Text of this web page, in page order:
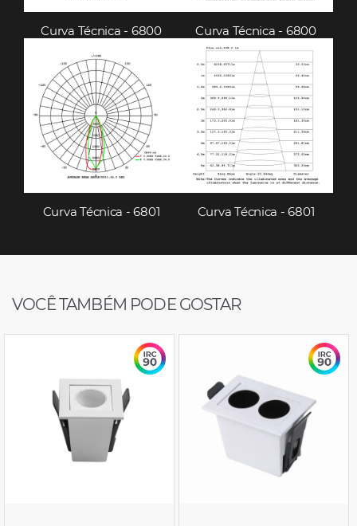
Curva Técnica - 6800 Curva Técnica - 6800
Curva Técnica - 6801 Curva Técnica - 6801
VOCÊ TAMBÉM PODE GOSTAR